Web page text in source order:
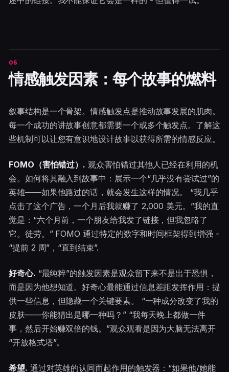
情感触发因素：每个故事的燃料
叙事结构是一个骨架。情感触发点是推动故事发展的肌肉。
每一个成功的讲故事创意都需要一个或多个触发点。了解这
些机制可以让您有意识地设计故事以获得所需的情感反应。
FOMO（害怕错过）. 观众害怕错过其他人已经在利用的机
会。如何将其融入到故事中：展示一个“几乎没有尝试过”的
英雄——如果他路过的话，就会发生这样的情况。 “我几乎
点击了这个广告，一个月后我就赚了 2,000 美元。”我的直
觉是：“六个月前，一个朋友给我发了链接，但我忽略了
它。徒劳。” FOMO 通过特定的数字和时间框架得到增强 -
“提前 2 周”，“直到结束”.
好奇心. “最纯粹”的触发因素是观众留下来不是出于恐惧，
而是因为他想知道。好奇心最能通过信息差距发挥作用：提
供一些信息，但隐藏一个关键要素。 “一种成分改变了我的
皮肤——你能猜出是哪一种吗？” “我每天晚上都做一件
事，然后开始赚双倍的钱。”观众观看是因为大脑无法离开
“开放格式塔”。
希望. 通过对英雄的认同而起作用的触发器：“如果他/她能